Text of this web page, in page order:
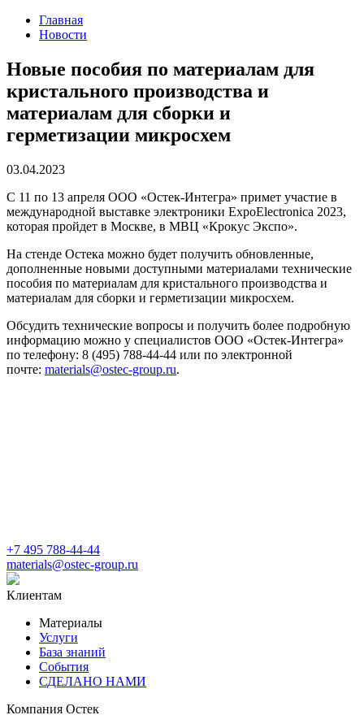
Главная
Новости
Новые пособия по материалам для
кристального производства и
материалам для сборки и
герметизации микросхем
03.04.2023
С 11 по 13 апреля ООО «Остек-Интегра» примет участие в
международной выставке электроники ExpoElectronica 2023,
которая пройдет в Москве, в МВЦ «Крокус Экспо».
На стенде Остека можно будет получить обновленные,
дополненные новыми доступными материалами технические
пособия по материалам для кристального производства и
материалам для сборки и герметизации микросхем.
Обсудить технические вопросы и получить более подробную
информацию можно у специалистов ООО «Остек-Интегра»
по телефону: 8 (495) 788-44-44 или по электронной
почте: materials@ostec-group.ru.
+7 495 788-44-44
materials@ostec-group.ru
Клиентам
Материалы
Услуги
База знаний
События
СДЕЛАНО НАМИ
Компания Остек